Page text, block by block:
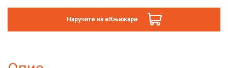
Наручите на еКњижари